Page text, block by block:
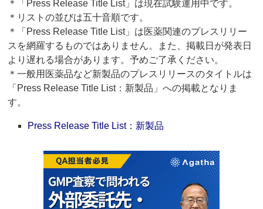
＊「Press Release Title List」は現在試験運用中です。
＊リストの並びは五十音順です。
＊「Press Release Title List」は医薬関連のプレスリリー
スを網羅するものではありません。また、掲載日が発表日
より遅れる場合があります。予めご了承ください。
＊一般用医薬品など新製品のプレスリリースのタイトルは
「Press Release Title List：新製品」への掲載となりま
す。
Press Release Title List：新製品